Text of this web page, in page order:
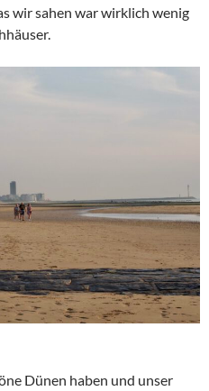
wir sahen war wirklich wenig
Dünen haben und unser